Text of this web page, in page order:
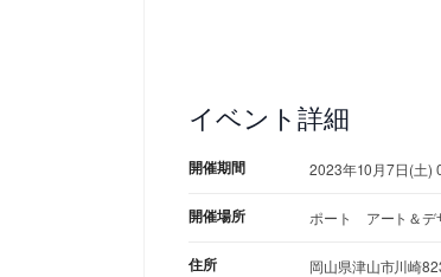
イベント詳細
開催期間 2023年10月7日(土)
開催場所 ポート アート＆デ
住所 岡山県津山市川崎